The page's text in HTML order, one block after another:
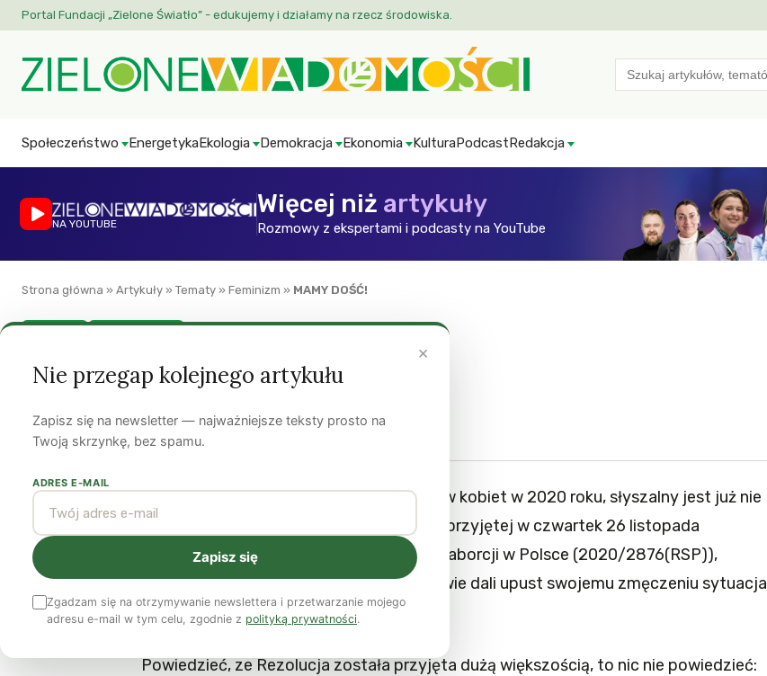
Portal Fundacji „Zielone Światło” - edukujemy i działamy na rzecz środowiska.
Search
for:
Społeczeństwo EnergetykaEkologia Demokracja Ekonomia KulturaPodcastRedakcja
NA YOUTUBE
Więcej niż artykuły
Rozmowy z ekspertami i podcasty na YouTube
Strona główna » Artykuły » Tematy » Feminizm » MAMY DOŚĆ!
MAMY DOŚĆ!
7 grudnia 202011 min czytania
Teraz ten okrzyk, jeden z symboli strajków kobiet w 2020 roku, słyszalny jest już nie
tylko w Polsce, ale również i w Europie. W przyjętej w czwartek 26 listopada
Rezolucji w sprawie faktycznego zakazu aborcji w Polsce (2020/2876(RSP)),
autorstwa Roberta Biedronia, Europosłowie dali upust swojemu zmęczeniu sytuacja
panująca w Polsce.
Powiedzieć, ze Rezolucja została przyjęta dużą większością, to nic nie powiedzieć:
×
Nie przegap kolejnego artykułu
Zapisz się na newsletter — najważniejsze teksty prosto na
Twoją skrzynkę, bez spamu.
ADRES E-MAIL
Zapisz się
Zgadzam się na otrzymywanie newslettera i przetwarzanie mojego
adresu e-mail w tym celu, zgodnie z polityką prywatności.